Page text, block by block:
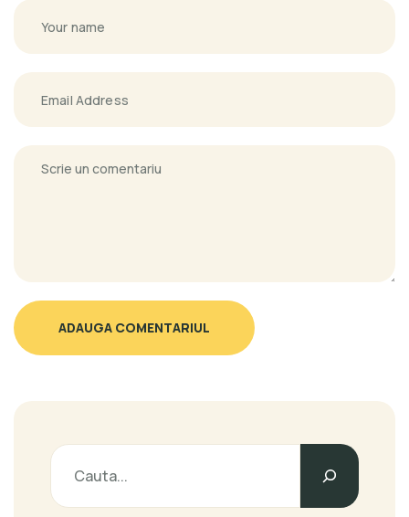
ADAUGA COMENTARIUL
Caută